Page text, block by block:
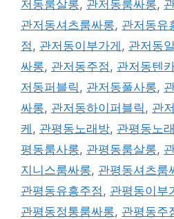
저동룸살롱, 관저동룸싸롱,
관저동셔츠룸싸롱, 관저동유
점 , 관저동이부가게 , 관저동
싸롱, 관저동주점 , 관저동텐
저동퍼블릭 , 관저동풀사롱,
싸롱, 관저동하이퍼블릭 , 관
케 , 관평동노래방, 관평동노
평동룸사롱, 관평동룸살롱,
지니스룸싸롱, 관평동셔츠룸
관평동유흥주점 , 관평동이부
관평동정통룸싸롱, 관평동주